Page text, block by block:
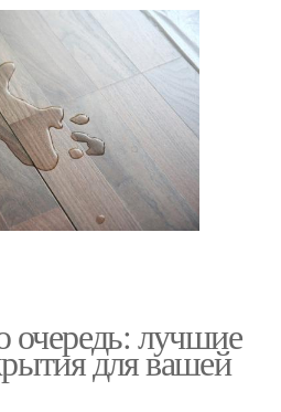
очередь: лучшие
для вашей